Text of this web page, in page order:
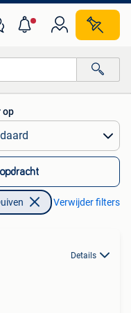
op
Verwijder filters
Details